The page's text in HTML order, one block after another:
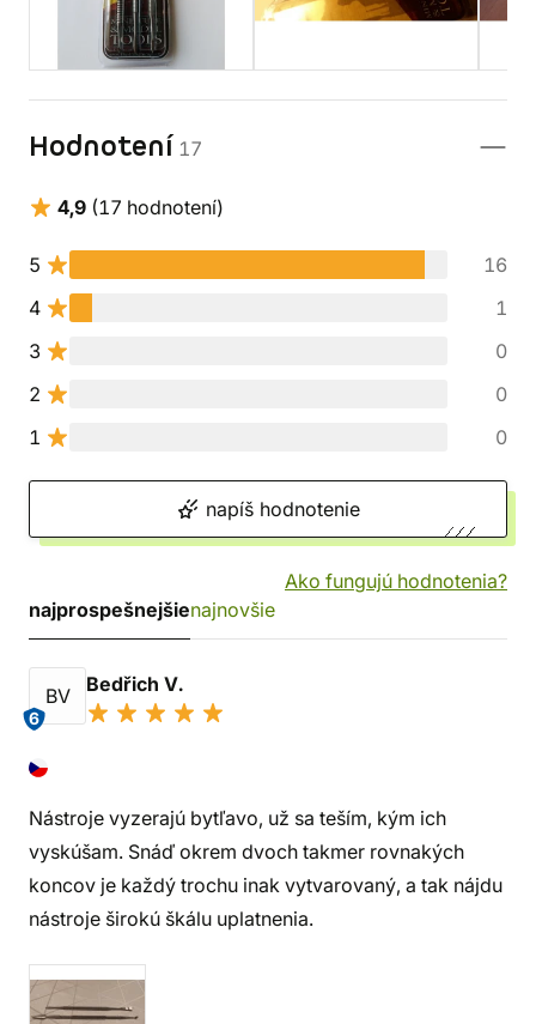
Hodnotení 17
4,9 (17 hodnotení)
5
16
4
1
3
0
2
0
1
0
napíš hodnotenie
Ako fungujú hodnotenia?
najprospešnejšienajnovšie
BV
6
Bedřich V.
Nástroje vyzerajú bytľavo, už sa teším, kým ich
vyskúšam. Snáď okrem dvoch takmer rovnakých
koncov je každý trochu inak vytvarovaný, a tak nájdu
nástroje širokú škálu uplatnenia.